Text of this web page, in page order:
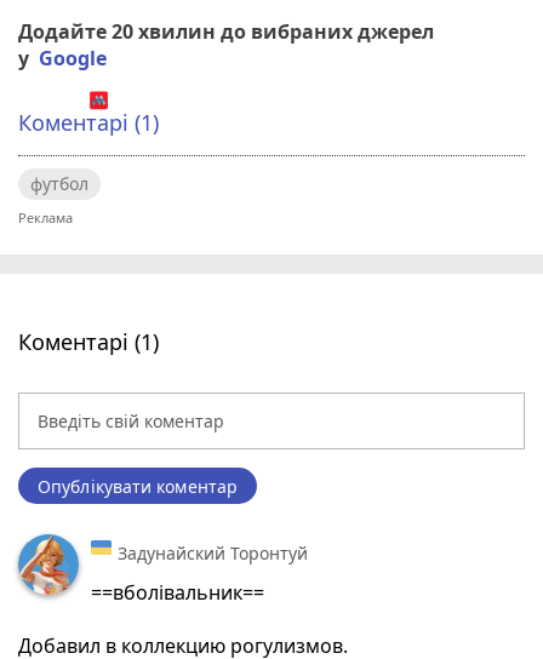
Додайте 20 хвилин до вибраних джерел
у Google
Коментарі (1)
футбол
Коментарі (1)
Опублікувати коментар
Задунайский Торонтуй
==вболівальник==
Добавил в коллекцию рогулизмов.